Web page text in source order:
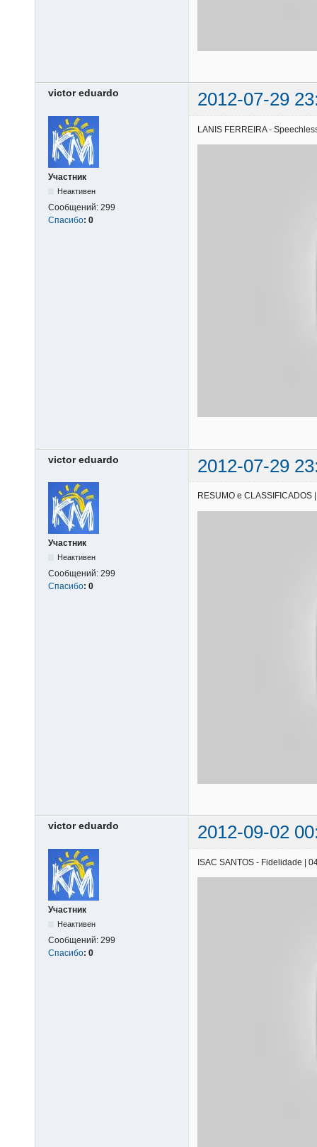
victor eduardo 2012-07-29
Участник
Неактивен
Сообщений: 299
Спасибо: 0
LANIS FERREIRA -
victor eduardo 2012-07-29
Участник
Неактивен
Сообщений: 299
Спасибо: 0
RESUMO e
victor eduardo 2012-09-02
Участник
Неактивен
Сообщений: 299
Спасибо: 0
ISAC SANTOS - Fidelidade |